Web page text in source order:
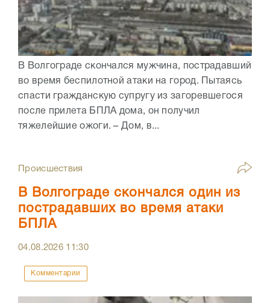
В Волгограде скончался мужчина, пострадавший
во время беспилотной атаки на город. Пытаясь
спасти гражданскую супругу из загоревшегося
после прилета БПЛА дома, он получил
тяжелейшие ожоги. – Дом, в...
Происшествия
В Волгограде скончался один из
пострадавших во время атаки
БПЛА
04.08.2026 11:30
Комментарии